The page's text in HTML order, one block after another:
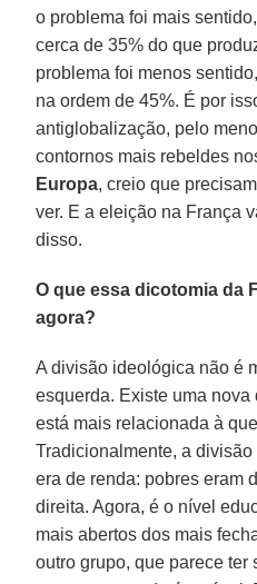
o problema foi mais
cerca de 35% do que
problema foi menos
na ordem de 45%. É por
antiglobalização, pelo
contornos mais rebeldes
Europa, creio que
ver. E a eleição na França
disso.
O que essa dicotomia da
agora?
A divisão ideológica não é
esquerda. Existe uma
está mais relacionada à
Tradicionalmente, a
era de renda: pobres eram
direita. Agora, é o nível
mais abertos dos mais
outro grupo, que parece